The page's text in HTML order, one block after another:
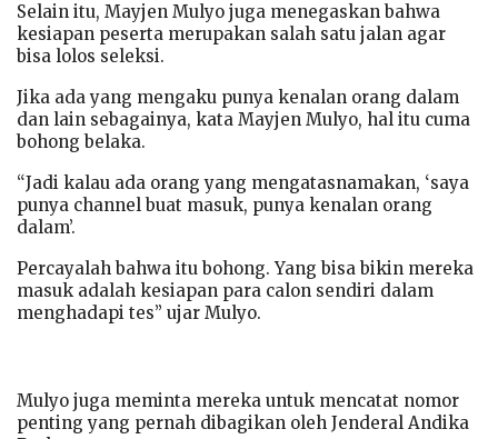
Selain itu, Mayjen Mulyo juga menegaskan bahwa
kesiapan peserta merupakan salah satu jalan agar
bisa lolos seleksi.
Jika ada yang mengaku punya kenalan orang dalam
dan lain sebagainya, kata Mayjen Mulyo, hal itu cuma
bohong belaka.
“Jadi kalau ada orang yang mengatasnamakan, ‘saya
punya channel buat masuk, punya kenalan orang
dalam’.
Percayalah bahwa itu bohong. Yang bisa bikin mereka
masuk adalah kesiapan para calon sendiri dalam
menghadapi tes” ujar Mulyo.
Mulyo juga meminta mereka untuk mencatat nomor
penting yang pernah dibagikan oleh Jenderal Andika